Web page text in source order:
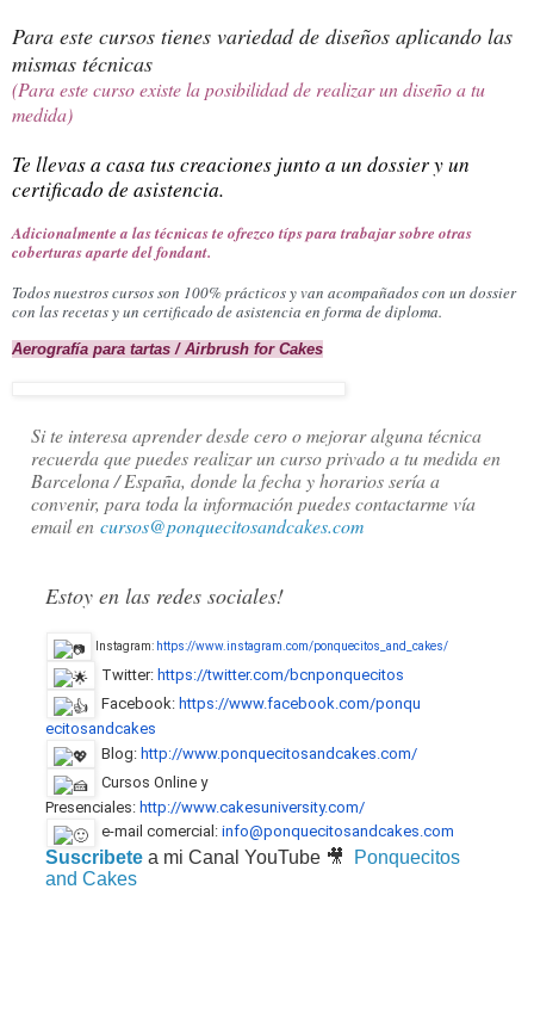
Para este cursos tienes variedad de diseños aplicando las
mismas técnicas
(Para este curso existe la posibilidad de realizar un diseño a tu
medida)
Te llevas a casa tus creaciones junto a un dossier y un
certificado de asistencia.
Adicionalmente a las técnicas te ofrezco típs para trabajar sobre otras
coberturas aparte del fondant.
Todos nuestros cursos son 100% prácticos y van acompañados con un dossier
con las recetas y un certificado de asistencia en forma de diploma.
Aerografía para tartas / Airbrush for Cakes
Si te interesa aprender desde cero o mejorar alguna técnica
recuerda que puedes realizar un curso privado a tu medida en
Barcelona / España, donde la fecha y horarios sería a
convenir, para toda la información puedes contactarme vía
email en cursos@ponquecitosandcakes.com
Estoy en las redes sociales!
Instagram: https://www.instagram.com/ponquecitos_and_cakes/
Twitter: https://twitter.com/bcnponquecitos
Facebook: https://www.facebook.com/ponqu
ecitosandcakes
Blog: http://www.ponquecitosandcakes .com/
Cursos Online y
Presenciales: http://www.cakesuniversity.com/
e-mail comercial: info@ponquecitosandcakes.com
Suscribete a mi Canal YouTube 🎥
Ponquecitos
and Cakes